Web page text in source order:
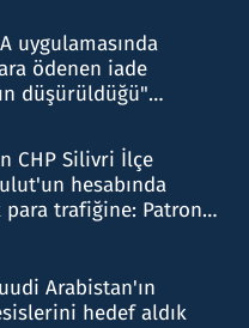
uygulamasında
ödenen iade
düşürüldüğü"
CHP Silivri İlçe
hesabında
trafiğine: Patron
Arabistan'ın
hedef aldık